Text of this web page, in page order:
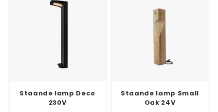
Staande lamp Deco
230V
Staande lamp Small
Oak 24V